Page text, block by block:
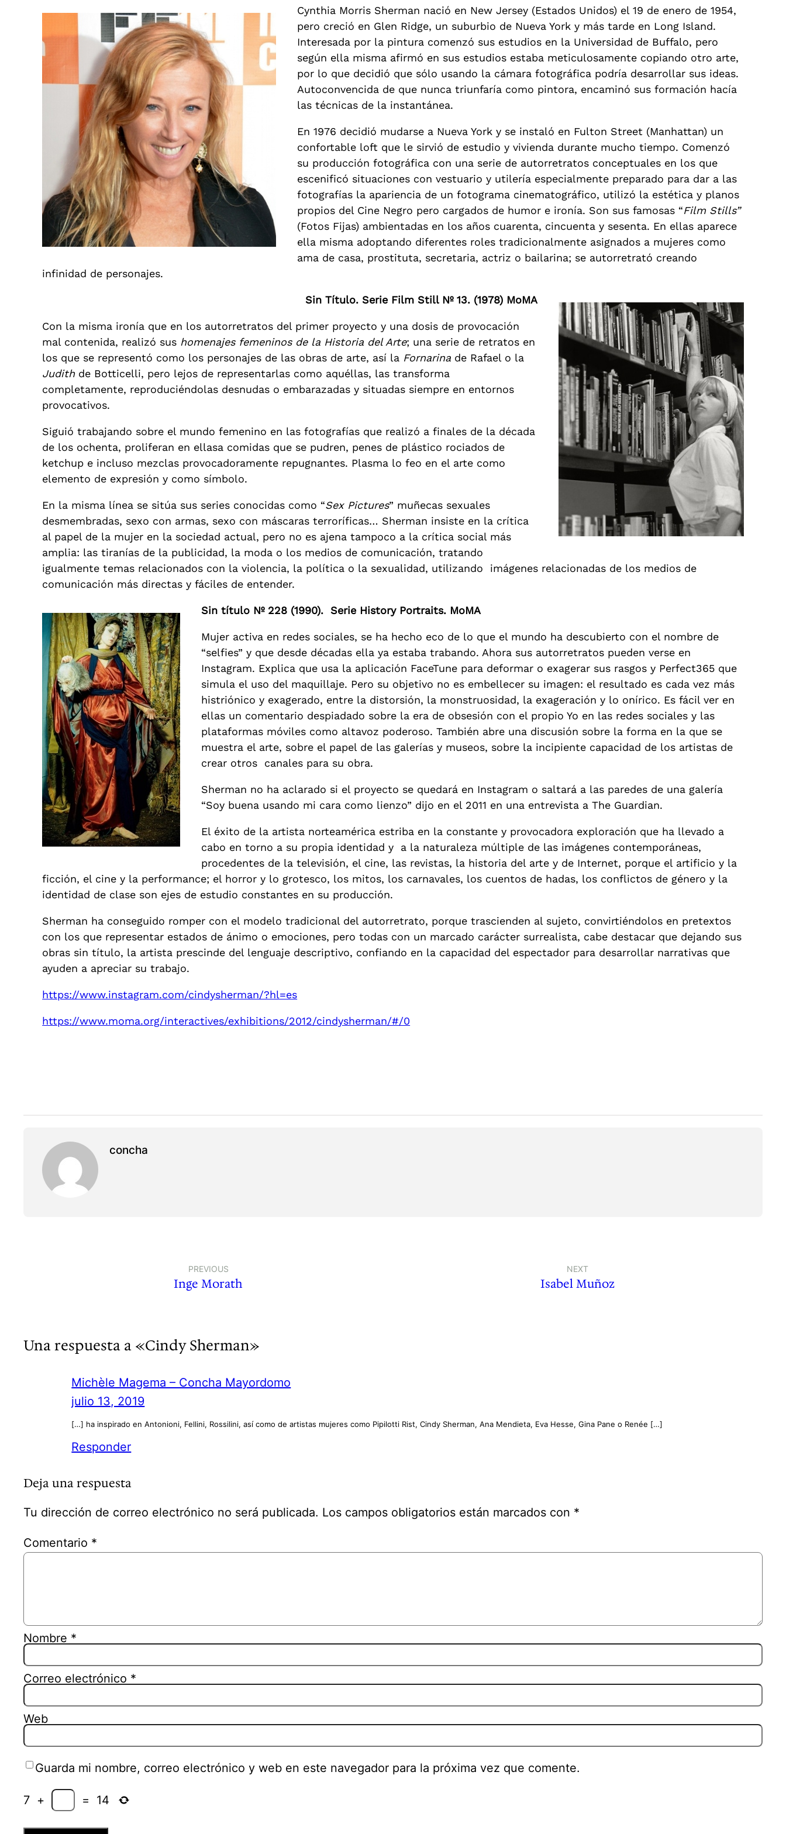
Cynthia Morris Sherman nació en New Jersey (Estados Unidos) el 19 de enero de 1954,
pero creció en Glen Ridge, un suburbio de Nueva York y más tarde en Long Island.
Interesada por la pintura comenzó sus estudios en la Universidad de Buffalo, pero
según ella misma afirmó en sus estudios estaba meticulosamente copiando otro arte,
por lo que decidió que sólo usando la cámara fotográfica podría desarrollar sus ideas.
Autoconvencida de que nunca triunfaría como pintora, encaminó sus formación hacía
las técnicas de la instantánea.
En 1976 decidió mudarse a Nueva York y se instaló en Fulton Street (Manhattan) un
confortable loft que le sirvió de estudio y vivienda durante mucho tiempo. Comenzó
su producción fotográfica con una serie de autorretratos conceptuales​ en los que
escenificó situaciones con vestuario y utilería especialmente preparado para dar a las
fotografías la apariencia de un fotograma cinematográfico, utilizó la estética y planos
propios del Cine Negro pero cargados de humor e ironía. Son sus famosas “Film Stills”
(Fotos Fijas) ambientadas en los años cuarenta, cincuenta y sesenta. En ellas aparece
ella misma adoptando diferentes roles tradicionalmente asignados a mujeres como
ama de casa, prostituta, secretaria, actriz o bailarina; se autorretrató creando
infinidad de personajes.
Sin Título. Serie Film Still Nº 13. (1978) MoMA
Con la misma ironía que en los autorretratos del primer proyecto y una dosis de provocación
mal contenida, realizó sus homenajes femeninos de la Historia del Arte; una serie de retratos en
los que se representó como los personajes de las obras de arte, así la Fornarina de Rafael o la
Judithde Botticelli, pero lejos de representarlas como aquéllas, las transforma
completamente, reproduciéndolas desnudas o embarazadas y situadas siempre en entornos
provocativos.
Siguió trabajando sobre el mundo femenino en las fotografías que realizó a finales de la década
de los ochenta, proliferan en ellasa comidas que se pudren, penes de plástico rociados de
ketchup e incluso mezclas provocadoramente repugnantes. Plasma lo feo en el arte como
elemento de expresión y como símbolo.
En la misma línea se sitúa sus series conocidas como “Sex Pictures” muñecas sexuales
desmembradas, sexo con armas, sexo con máscaras terroríficas… Sherman insiste en la crítica
al papel de la mujer en la sociedad actual, pero no es ajena tampoco a la crítica social más
amplia: las tiranías de la publicidad, la moda o los medios de comunicación, tratando
igualmente temas relacionados con la violencia, la política o la sexualidad, utilizando imágenes relacionadas de los medios de
comunicación más directas y fáciles de entender.
Sin título Nº 228 (1990). Serie History Portraits. MoMA
Mujer activa en redes sociales, se ha hecho eco de lo que el mundo ha descubierto con el nombre de
“selfies” y que desde décadas ella ya estaba trabando. Ahora sus autorretratos pueden verse en
Instagram. Explica que usa la aplicación FaceTune para deformar o exagerar sus rasgos y Perfect365 que
simula el uso del maquillaje. Pero su objetivo no es embellecer su imagen: el resultado es cada vez más
histriónico y exagerado, entre la distorsión, la monstruosidad, la exageración y lo onírico. Es fácil ver en
ellas un comentario despiadado sobre la era de obsesión con el propio Yo en las redes sociales y las
plataformas móviles como altavoz poderoso. También abre una discusión sobre la forma en la que se
muestra el arte, sobre el papel de las galerías y museos, sobre la incipiente capacidad de los artistas de
crear otros canales para su obra.
Sherman no ha aclarado si el proyecto se quedará en Instagram o saltará a las paredes de una galería
“Soy buena usando mi cara como lienzo” dijo en el 2011 en una entrevista a The Guardian.
El éxito de la artista norteamérica estriba en la constante y provocadora exploración que ha llevado a
cabo en torno a su propia identidad y a la naturaleza múltiple de las imágenes contemporáneas,
procedentes de la televisión, el cine, las revistas, la historia del arte y de Internet, porque el artificio y la
ficción, el cine y la performance; el horror y lo grotesco, los mitos, los carnavales, los cuentos de hadas, los conflictos de género y la
identidad de clase son ejes de estudio constantes en su producción.
Sherman ha conseguido romper con el modelo tradicional del autorretrato, porque trascienden al sujeto, convirtiéndolos en pretextos
con los que representar estados de ánimo o emociones, pero todas con un marcado carácter surrealista, cabe destacar que dejando sus
obras sin título, la artista prescinde del lenguaje descriptivo, confiando en la capacidad del espectador para desarrollar narrativas que
ayuden a apreciar su trabajo.
https://www.instagram.com/cindysherman/?hl=es
https://www.moma.org/interactives/exhibitions/2012/cindysherman/#/0
concha
PREVIOUS
Inge Morath
NEXT
Isabel Muñoz
Una respuesta a «Cindy Sherman»
Michèle Magema – Concha Mayordomo
julio 13, 2019
[…] ha inspirado en Antonioni, Fellini, Rossilini, así como de artistas mujeres como Pipilotti Rist, Cindy Sherman, Ana Mendieta, Eva Hesse, Gina Pane o Renée […]
Responder
Deja una respuesta
Tu dirección de correo electrónico no será publicada. Los campos obligatorios están marcados con *
Comentario *
Nombre *
Correo electrónico *
Web
Guarda mi nombre, correo electrónico y web en este navegador para la próxima vez que comente.
7 + = 14